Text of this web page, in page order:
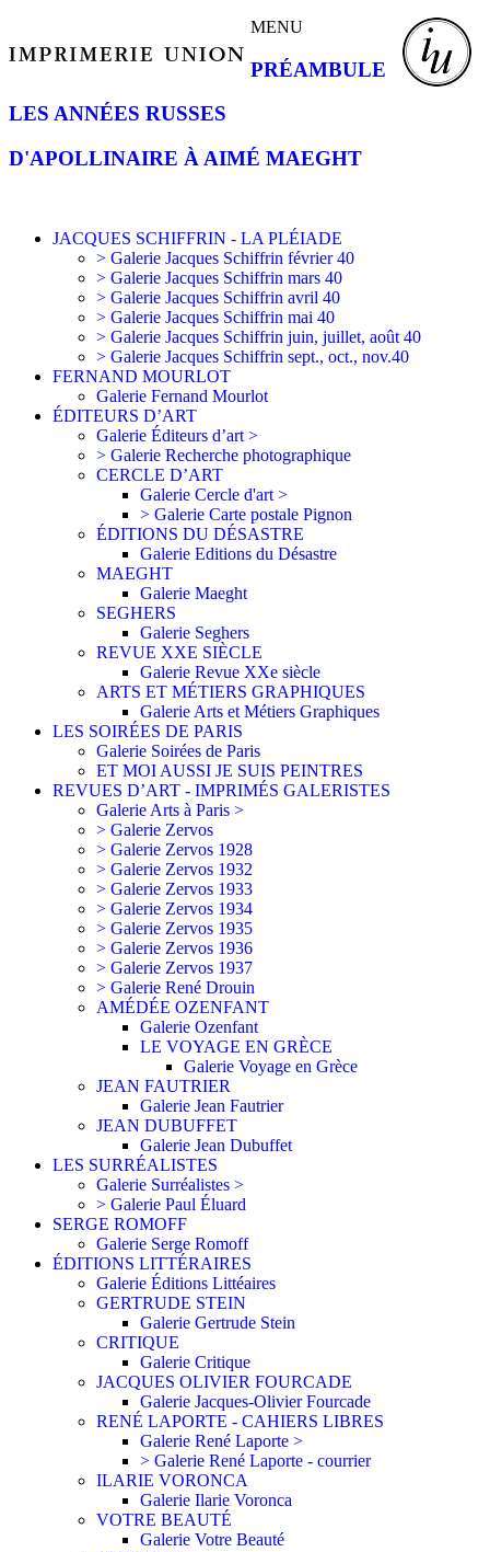
MENU
PRÉAMBULE
LES ANNÉES RUSSES
D'APOLLINAIRE À AIMÉ MAEGHT
JACQUES SCHIFFRIN - LA PLÉIADE
> Galerie Jacques Schiffrin février 40
> Galerie Jacques Schiffrin mars 40
> Galerie Jacques Schiffrin avril 40
> Galerie Jacques Schiffrin mai 40
> Galerie Jacques Schiffrin juin, juillet, août 40
> Galerie Jacques Schiffrin sept., oct., nov.40
FERNAND MOURLOT
Galerie Fernand Mourlot
ÉDITEURS D’ART
Galerie Éditeurs d’art >
> Galerie Recherche photographique
CERCLE D’ART
Galerie Cercle d'art >
> Galerie Carte postale Pignon
ÉDITIONS DU DÉSASTRE
Galerie Editions du Désastre
MAEGHT
Galerie Maeght
SEGHERS
Galerie Seghers
REVUE XXE SIÈCLE
Galerie Revue XXe siècle
ARTS ET MÉTIERS GRAPHIQUES
Galerie Arts et Métiers Graphiques
LES SOIRÉES DE PARIS
Galerie Soirées de Paris
ET MOI AUSSI JE SUIS PEINTRES
REVUES D’ART - IMPRIMÉS GALERISTES
Galerie Arts à Paris >
> Galerie Zervos
> Galerie Zervos 1928
> Galerie Zervos 1932
> Galerie Zervos 1933
> Galerie Zervos 1934
> Galerie Zervos 1935
> Galerie Zervos 1936
> Galerie Zervos 1937
> Galerie René Drouin
AMÉDÉE OZENFANT
Galerie Ozenfant
LE VOYAGE EN GRÈCE
Galerie Voyage en Grèce
JEAN FAUTRIER
Galerie Jean Fautrier
JEAN DUBUFFET
Galerie Jean Dubuffet
LES SURRÉALISTES
Galerie Surréalistes >
> Galerie Paul Éluard
SERGE ROMOFF
Galerie Serge Romoff
ÉDITIONS LITTÉRAIRES
Galerie Éditions Littéaires
GERTRUDE STEIN
Galerie Gertrude Stein
CRITIQUE
Galerie Critique
JACQUES OLIVIER FOURCADE
Galerie Jacques-Olivier Fourcade
RENÉ LAPORTE - CAHIERS LIBRES
Galerie René Laporte >
> Galerie René Laporte - courrier
ILARIE VORONCA
Galerie Ilarie Voronca
VOTRE BEAUTÉ
Galerie Votre Beauté